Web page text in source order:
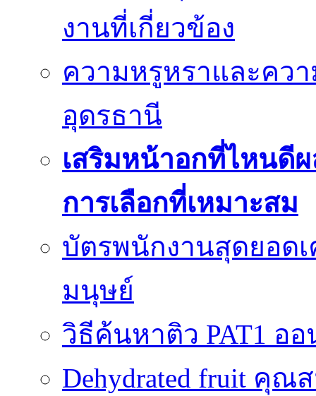
งานที่เกี่ยวข้อง
ความหรูหราและคว
อุดรธานี
เสริมหน้าอกที่ไหนดี
การเลือกที่เหมาะสม
บัตรพนักงานสุดยอด
มนุษย์
วิธีค้นหาติว PAT1 อ
Dehydrated fruit คุ